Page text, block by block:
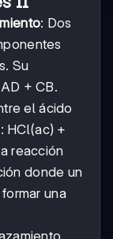
: Dos
Su
+ CB.
el ácido
HCl(ac) +
reacción
donde un
una